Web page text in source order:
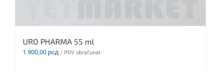
URO PHARMA 55 ml
1.900,00 рсд / PDV obračunat